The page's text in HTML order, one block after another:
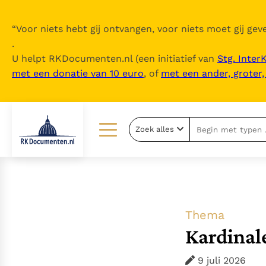
“Voor niets hebt gij ontvangen, voor niets moet gij
.
U helpt RKDocumenten.nl (een initiatief van Stg.
met een donatie van 10 euro, of met een ander,
Lezen
Nieuwsbrief
Zoek alles
Thema
9 juli 2026